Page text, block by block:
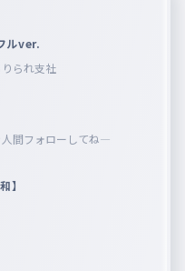
ルver.
られ支社
間フォローしてね―
】